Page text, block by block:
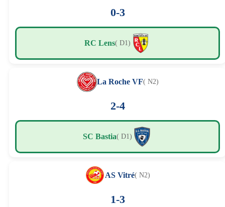
0-3
RC Lens( D1)
La Roche VF( N2)
2-4
SC Bastia( D1)
AS Vitré( N2)
1-3